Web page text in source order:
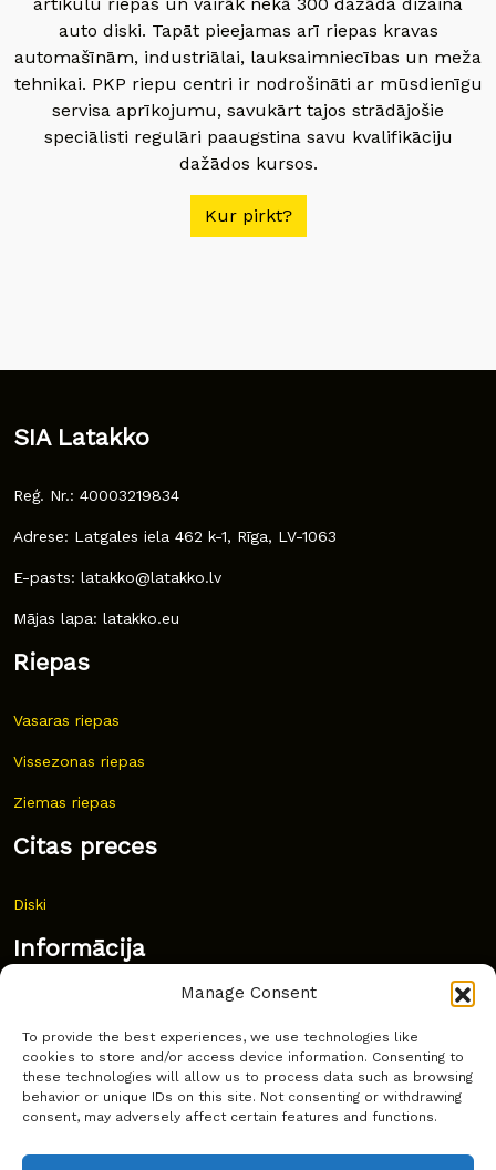
Manage Consent
To provide the best experiences, we use technologies like
cookies to store and/or access device information. Consenting to
these technologies will allow us to process data such as browsing
behavior or unique IDs on this site. Not consenting or withdrawing
consent, may adversely affect certain features and functions.
auto diski. Tapāt pieejamas arī riepas kravas
automašīnām, industriālai, lauksaimniecības un meža
tehnikai. PKP riepu centri ir nodrošināti ar mūsdienīgu
servisa aprīkojumu, savukārt tajos strādājošie
speciālisti regulāri paaugstina savu kvalifikāciju
dažādos kursos.
Kur pirkt?
SIA Latakko
Reģ. Nr.: 40003219834
Adrese: Latgales iela 462 k-1, Rīga, LV-1063
E-pasts: latakko@latakko.lv
Mājas lapa: latakko.eu
Riepas
Vasaras riepas
Vissezonas riepas
Ziemas riepas
Citas preces
Diski
Informācija
Bieži uzdoti jautājumi
Kur pirkt?
Sīkdatņu politika